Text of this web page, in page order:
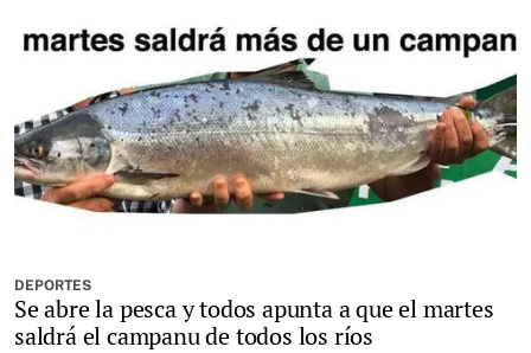
DEPORTES
Se abre la pesca y todos apunta a que el martes
saldrá el campanu de todos los ríos